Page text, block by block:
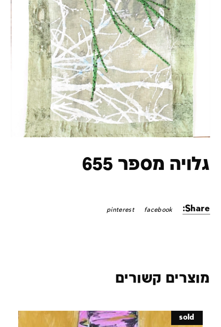
גלויה מספר 655
Share:
facebook
pinterest
מוצרים קשורים
sold